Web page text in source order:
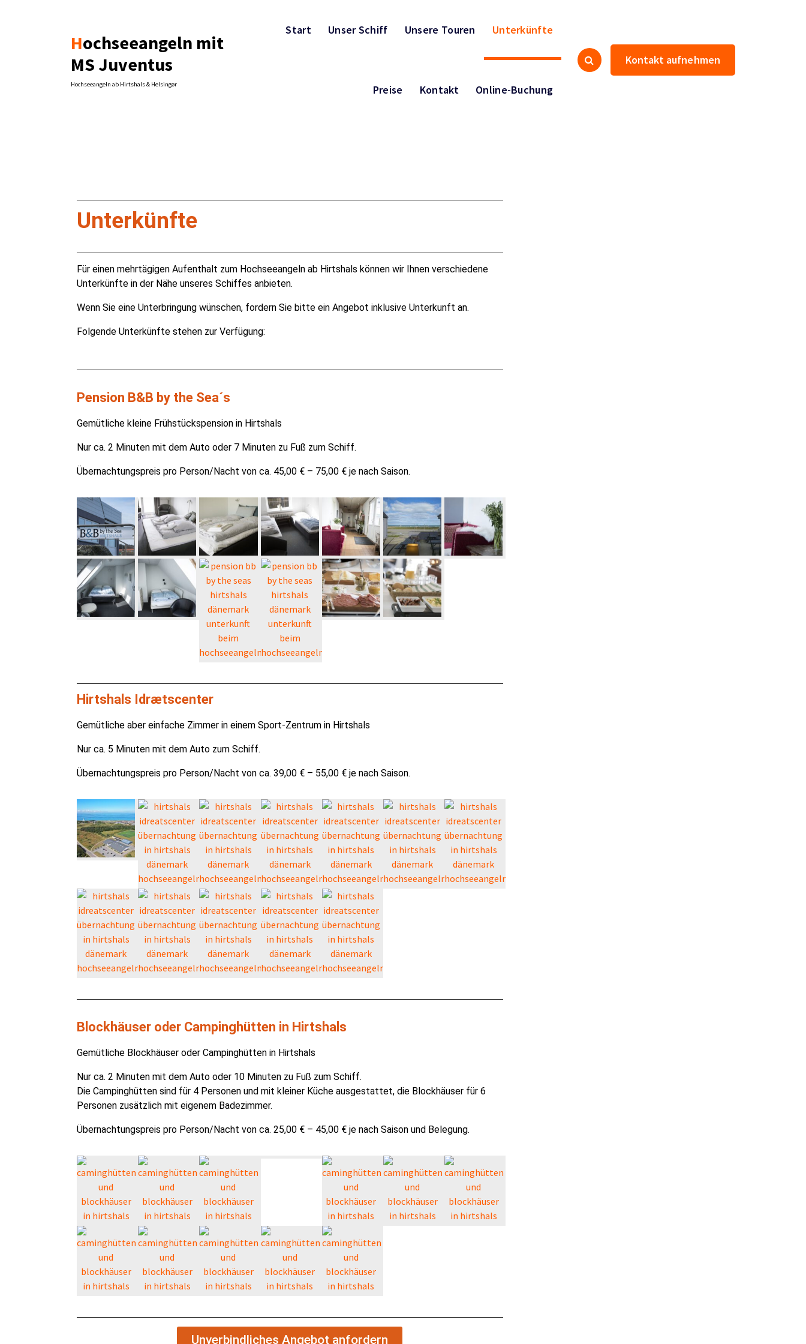
Hochseeangeln mit
MS Juventus
Hochseeangeln ab Hirtshals & Helsingør
Start Unser Schiff Unsere Touren Unterkünfte
Preise Kontakt Online-Buchung
Kontakt aufnehmen
Unterkünfte
Für einen mehrtägigen Aufenthalt zum Hochseeangeln ab Hirtshals können wir Ihnen verschiedene
Unterkünfte in der Nähe unseres Schiffes anbieten.
Wenn Sie eine Unterbringung wünschen, fordern Sie bitte ein Angebot inklusive Unterkunft an.
Folgende Unterkünfte stehen zur Verfügung:
Pension B&B by the Sea´s
Gemütliche kleine Frühstückspension in Hirtshals
Nur ca. 2 Minuten mit dem Auto oder 7 Minuten zu Fuß zum Schiff.
Übernachtungspreis pro Person/Nacht von ca. 45,00 € – 75,00 € je nach Saison.
Hirtshals Idrætscenter
Gemütliche aber einfache Zimmer in einem Sport-Zentrum in Hirtshals
Nur ca. 5 Minuten mit dem Auto zum Schiff.
Übernachtungspreis pro Person/Nacht von ca. 39,00 € – 55,00 € je nach Saison.
Blockhäuser oder Campinghütten in Hirtshals
Gemütliche Blockhäuser oder Campinghütten in Hirtshals
Nur ca. 2 Minuten mit dem Auto oder 10 Minuten zu Fuß zum Schiff.
Die Campinghütten sind für 4 Personen und mit kleiner Küche ausgestattet, die Blockhäuser für 6
Personen zusätzlich mit eigenem Badezimmer.
Übernachtungspreis pro Person/Nacht von ca. 25,00 € – 45,00 € je nach Saison und Belegung.
Unverbindliches Angebot anfordern